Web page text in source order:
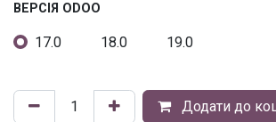
ВЕРСІЯ ODOO
17.0 18.0 19.0
Додати до